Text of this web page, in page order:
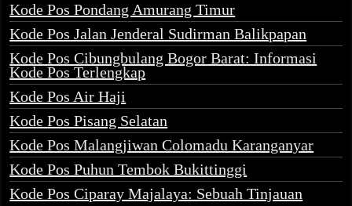
Kode Pos Pondang Amurang Timur
Kode Pos Jalan Jenderal Sudirman Balikpapan
Kode Pos Cibungbulang Bogor Barat: Informasi
Kode Pos Terlengkap
Kode Pos Air Haji
Kode Pos Pisang Selatan
Kode Pos Malangjiwan Colomadu Karanganyar
Kode Pos Puhun Tembok Bukittinggi
Kode Pos Ciparay Majalaya: Sebuah Tinjauan